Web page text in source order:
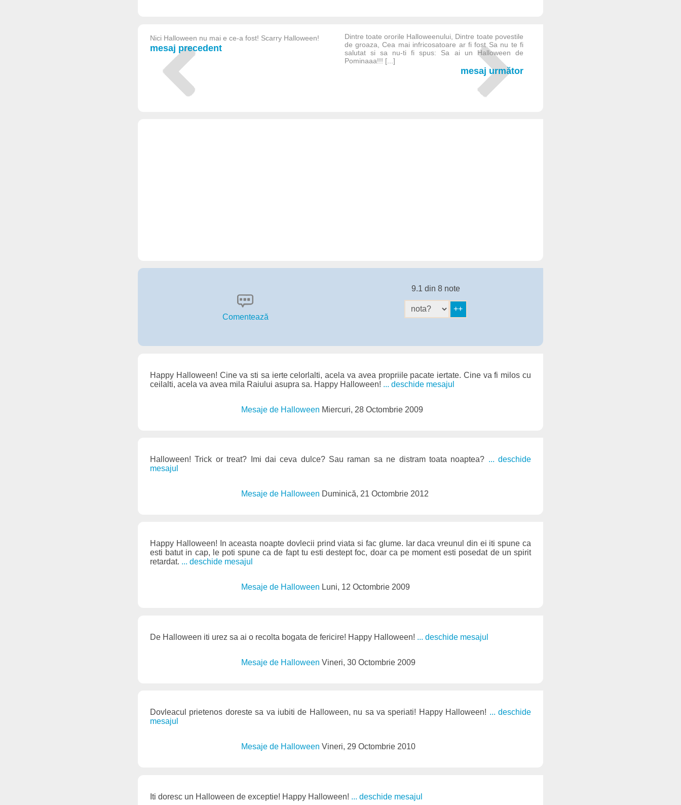
Nici Halloween nu mai e ce-a fost! Scarry Halloween!
mesaj precedent
Dintre toate ororile Halloweenului, Dintre toate povestile
de groaza, Cea mai infricosatoare ar fi fost Sa nu te fi
salutat si sa nu-ti fi spus: Sa ai un Halloween de
Pominaaa!!! [...]
mesaj următor
Comentează
9.1 din 8 note
Happy Halloween! Cine va sti sa ierte celorlalti, acela va avea propriile pacate iertate. Cine va fi milos cu
ceilalti, acela va avea mila Raiului asupra sa. Happy Halloween! ... deschide mesajul
Mesaje de Halloween Miercuri, 28 Octombrie 2009
Halloween! Trick or treat? Imi dai ceva dulce? Sau raman sa ne distram toata noaptea? ... deschide
mesajul
Mesaje de Halloween Duminică, 21 Octombrie 2012
Happy Halloween! In aceasta noapte dovlecii prind viata si fac glume. Iar daca vreunul din ei iti spune ca
esti batut in cap, le poti spune ca de fapt tu esti destept foc, doar ca pe moment esti posedat de un spirit
retardat. ... deschide mesajul
Mesaje de Halloween Luni, 12 Octombrie 2009
De Halloween iti urez sa ai o recolta bogata de fericire! Happy Halloween! ... deschide mesajul
Mesaje de HalloweenVineri, 30 Octombrie 2009
Dovleacul prietenos doreste sa va iubiti de Halloween, nu sa va speriati! Happy Halloween! ... deschide
mesajul
Mesaje de HalloweenVineri, 29 Octombrie 2010
Iti doresc un Halloween de exceptie! Happy Halloween! ... deschide mesajul